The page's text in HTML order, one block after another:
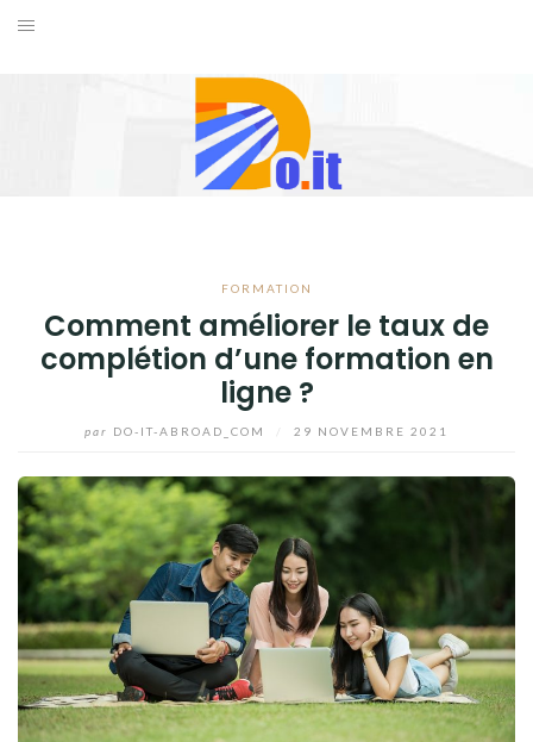
Aller
FORMATION
Comment améliorer le taux de
complétion d’une formation en
ligne ?
par DO-IT-ABROAD_COM 29 NOVEMBRE 2021
BLOG